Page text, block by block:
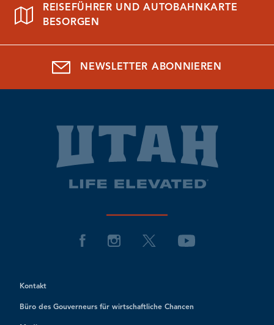
REISEFÜHRER UND AUTOBAHNKARTE
BESORGEN
NEWSLETTER ABONNIEREN
Kontakt
Büro des Gouverneurs für wirtschaftliche Chancen